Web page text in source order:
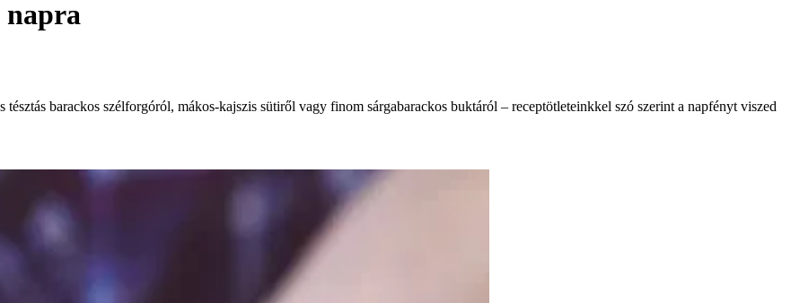
napra
barackos szélforgóról, mákos-kajszis sütiről vagy finom sárgabarackos buktáról – receptötleteinkkel szó szerint a napfényt viszed